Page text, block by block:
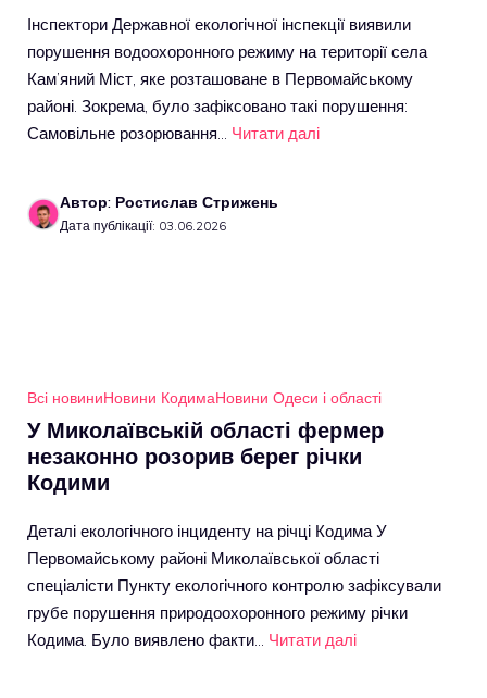
Інспектори Державної екологічної інспекції виявили
порушення водоохоронного режиму на території села
Кам’яний Міст, яке розташоване в Первомайському
районі. Зокрема, було зафіксовано такі порушення:
Самовільне розорювання… Читати далі
Автор: Ростислав Стрижень
Дата публікації: 03.06.2026
Всі новиниНовини КодимаНовини Одеси і області
У Миколаївській області фермер
незаконно розорив берег річки
Кодими
Деталі екологічного інциденту на річці Кодима У
Первомайському районі Миколаївської області
спеціалісти Пункту екологічного контролю зафіксували
грубе порушення природоохоронного режиму річки
Кодима. Було виявлено факти… Читати далі